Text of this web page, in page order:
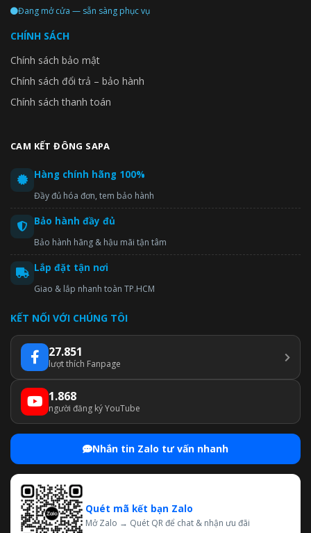
Đang mở cửa — sẵn sàng phục vụ
CHÍNH SÁCH
Chính sách bảo mật
Chính sách đổi trả – bảo hành
Chính sách thanh toán
CAM KẾT ĐÔNG SAPA
Hàng chính hãng 100%
Đầy đủ hóa đơn, tem bảo hành
Bảo hành đầy đủ
Bảo hành hãng & hậu mãi tận tâm
Lắp đặt tận nơi
Giao & lắp nhanh toàn TP.HCM
KẾT NỐI VỚI CHÚNG TÔI
27.851
lượt thích Fanpage
1.868
người đăng ký YouTube
Nhắn tin Zalo tư vấn nhanh
Quét mã kết bạn Zalo
Mở Zalo → Quét QR để chat & nhận ưu đãi